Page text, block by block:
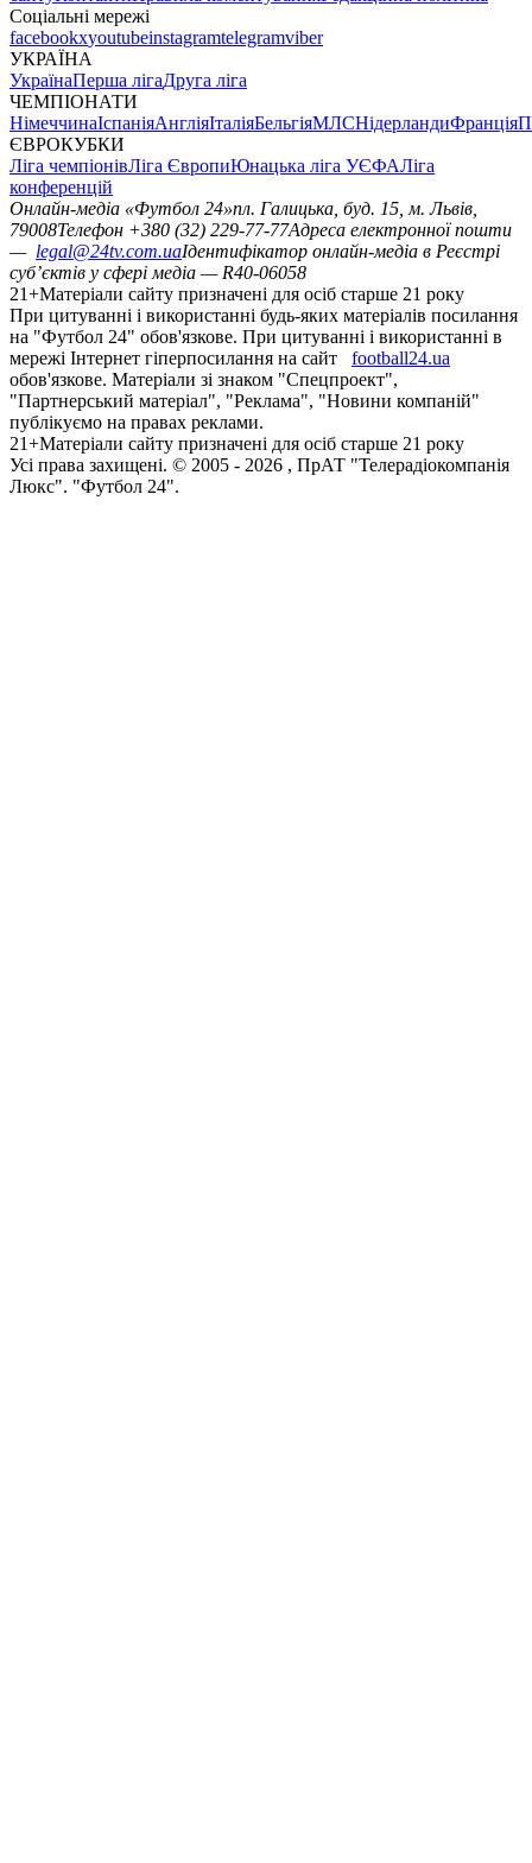
Соціальні мережі
facebookxyoutubeinstagramtelegramviber
УКРАЇНА
УкраїнаПерша лігаДруга ліга
ЧЕМПІОНАТИ
НімеччинаІспаніяАнгліяІталіяБельгіяМЛСНідерландиФранція
ЄВРОКУБКИ
Ліга чемпіонівЛіга ЄвропиЮнацька ліга УЄФАЛіга
конференцій
Онлайн-медіа «Футбол 24»пл. Галицька, буд. 15, м. Львів,
79008Телефон +380 (32) 229-77-77Адреса електронної пошти
— legal@24tv.com.uaІдентифікатор онлайн-медіа в Реєстрі
суб’єктів у сфері медіа — R40-06058
21+Матеріали сайту призначені для осіб старше 21 року
При цитуванні і використанні будь-яких матеріалів посилання
на "Футбол 24" обов'язкове. При цитуванні і використанні в
мережі Інтернет гіперпосилання на сайт
football24.ua
обов'язкове. Матеріали зі знаком "Спецпроект",
"Партнерський матеріал", "Реклама", "Новини компаній"
публікуємо на правах реклами.
21+Матеріали сайту призначені для осіб старше 21 року
Усi права захищенi. © 2005 - 2026 , ПрАТ "Телерадіокомпанія
Люкс". "Футбол 24".